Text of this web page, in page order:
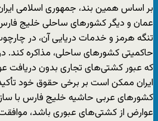
بر اساس همین بند، جمهوری اسلامی
عمان و دیگر کشورهای ساحلی خلیج
تنگه هرمز و خدمات دریایی آن، در
حاکمیتی کشورهای ساحلی، مذاکره کند.
که عبور کشتی‌های تجاری بدون دریافت
ایران ممکن است بر برخی حقوق خود
کشورهای عربی حاشیه خلیج فارس با
عوارض از کشتی‌های عبوری باشد،